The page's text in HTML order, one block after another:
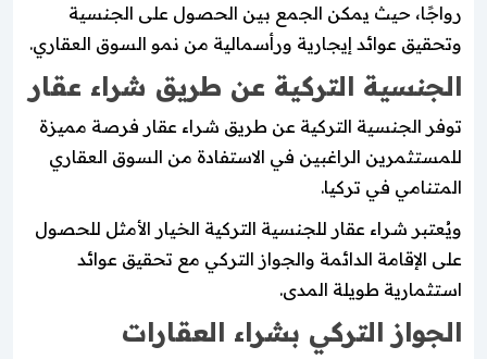
رواجًا، حيث يمكن الجمع بين الحصول على الجنسية
وتحقيق عوائد إيجارية ورأسمالية من نمو السوق العقاري.
الجنسية التركية عن طريق شراء عقار
توفر الجنسية التركية عن طريق شراء عقار فرصة مميزة
للمستثمرين الراغبين في الاستفادة من السوق العقاري
المتنامي في تركيا.
ويُعتبر شراء عقار للجنسية التركية الخيار الأمثل للحصول
على الإقامة الدائمة والجواز التركي مع تحقيق عوائد
استثمارية طويلة المدى.
الجواز التركي بشراء العقارات